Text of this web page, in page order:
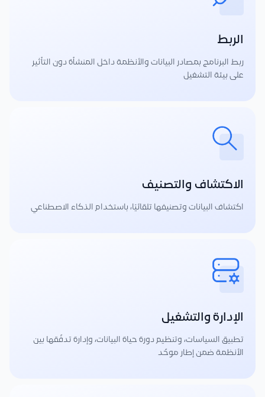
الربط
ربط البرنامج بمصادر البيانات والأنظمة داخل المنشأة دون التأثير
على بيئة التشغيل
الاكتشاف والتصنيف
اكتشاف البيانات وتصنيفها تلقائيًا، باستخدام الذكاء الاصطناعي
الإدارة والتشغيل
تطبيق السياسات، وتنظيم دورة حياة البيانات، وإدارة تدفّقها بين
الأنظمة ضمن إطار موحّد